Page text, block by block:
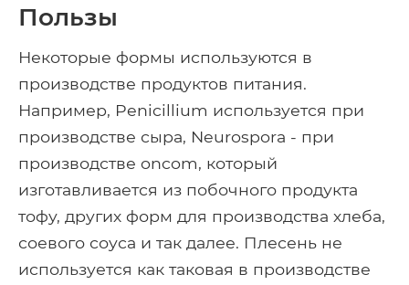
Пользы
Некоторые формы используются в
производстве продуктов питания.
Например, Penicillium используется при
производстве сыра, Neurospora - при
производстве oncom, который
изготавливается из побочного продукта
тофу, других форм для производства хлеба,
соевого соуса и так далее. Плесень не
используется как таковая в производстве